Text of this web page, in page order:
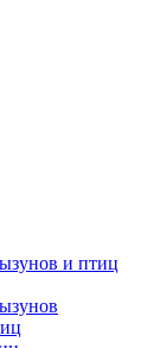
и птиц